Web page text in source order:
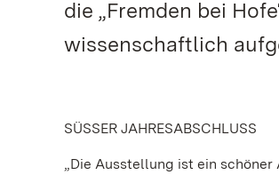
die „Fremden bei
wissenschaftlich
SÜSSER JAHRESABSCHLUSS
„Die Ausstellung ist ein